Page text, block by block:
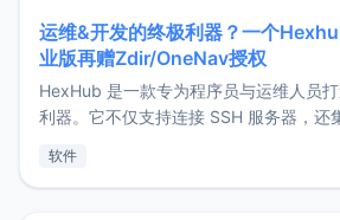
运维&开发的终极利器？一个
业版再赠Zdir/OneNav授权
HexHub 是一款专为程序员与运维人员
利器。它不仅支持连接 SSH 服务器，还
件间频繁切换，仅凭 HexHub 即可同时
软件